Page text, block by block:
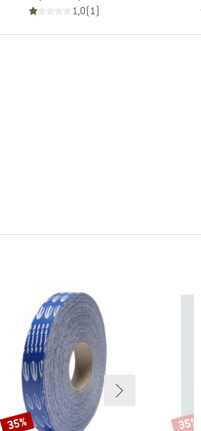
1,0(1)
Rabat
35% Rabat
35%